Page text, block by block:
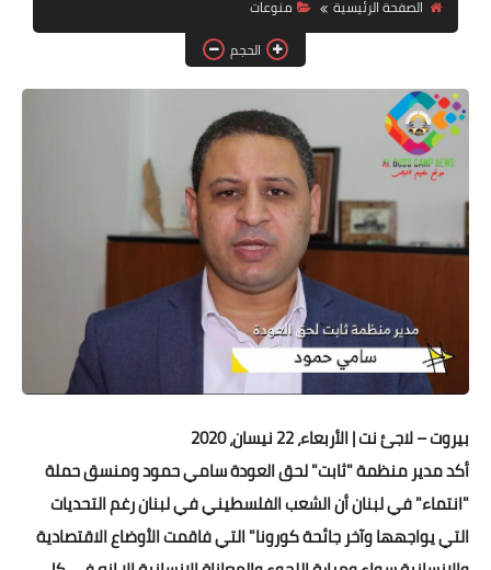
لك سيدتي
الصفحة الرئيسية
منوعات
الحجم
بيروت – لاجئ نت | الأربعاء، 22 نيسان، 2020
أكد مدير منظمة "ثابت" لحق العودة سامي حمود ومنسق حملة
"انتماء" في لبنان أن الشعب الفلسطيني في لبنان رغم التحديات
التي يواجهها وآخر جائحة كورونا" التي فاقمت الأوضاع الاقتصادية